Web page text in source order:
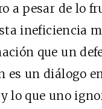
a pesar de lo
ineficiencia
que un
es un diálogo
lo que uno